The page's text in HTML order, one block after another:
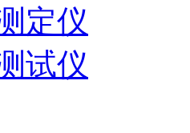
定仪
试仪